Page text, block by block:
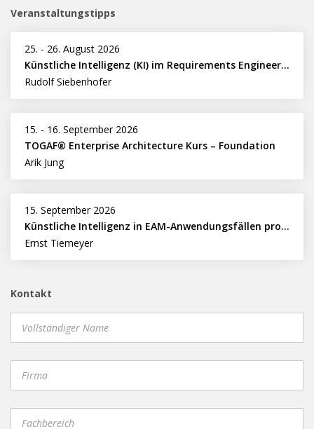
Veranstaltungstipps
25. - 26. August 2026
Künstliche Intelligenz (KI) im Requirements Engineering erfolgreich einsetzen
Rudolf Siebenhofer
15. - 16. September 2026
TOGAF® Enterprise Architecture Kurs – Foundation
Arik Jung
15. September 2026
Künstliche Intelligenz in EAM-Anwendungsfällen professionell nutzen
Ernst Tiemeyer
Kontakt